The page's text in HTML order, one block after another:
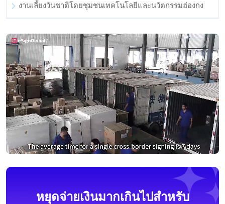
งานเลี้ยงวันชาติโดยชุมชนเทคโนโลยีและนวัตกรรมฮ่องกง
หยุดจ่ายเงินมากเกินไปสำหรับ